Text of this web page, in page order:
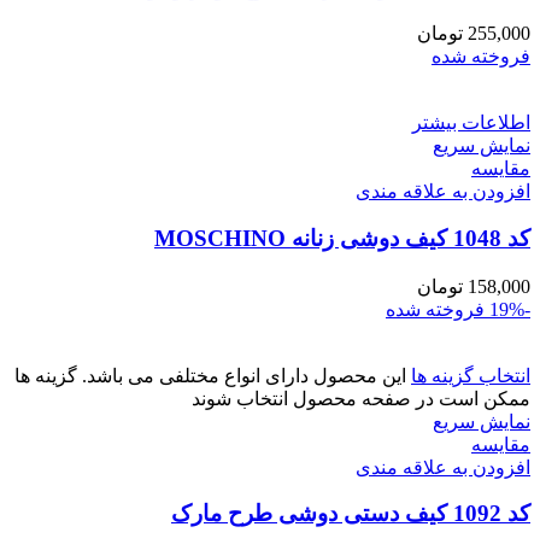
255,000 تومان
فروخته شده
اطلاعات بیشتر
نمایش سریع
مقايسه
افزودن به علاقه مندی
کد 1048 کیف دوشی زنانه MOSCHINO
158,000 تومان
-19%
فروخته شده
انتخاب گزینه ها این محصول دارای انواع مختلفی می باشد. گزینه ها
ممکن است در صفحه محصول انتخاب شوند
نمایش سریع
مقايسه
افزودن به علاقه مندی
کد 1092 کیف دستی دوشی طرح مارک